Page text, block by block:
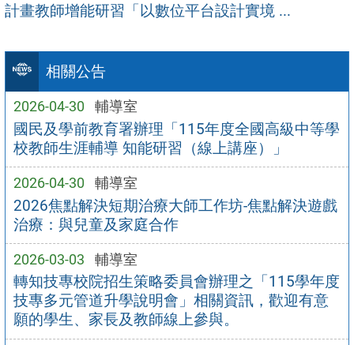
相關公告
2026-04-30 輔導室
國民及學前教育署辦理「115年度全國高級中等學
校教師生涯輔導 知能研習（線上講座）」
2026-04-30 輔導室
2026焦點解決短期治療大師工作坊-焦點解決遊戲
治療：與兒童及家庭合作
2026-03-03 輔導室
轉知技專校院招生策略委員會辦理之「115學年度
技專多元管道升學說明會」相關資訊，歡迎有意
願的學生、家長及教師線上參與。
計畫教師增能研習「以數位平台設計實境 ...